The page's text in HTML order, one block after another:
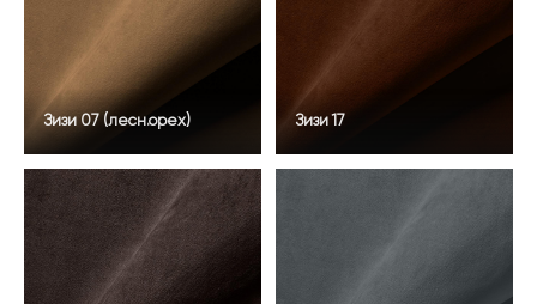
Зизи 07 (лесн.орех) Зизи 17